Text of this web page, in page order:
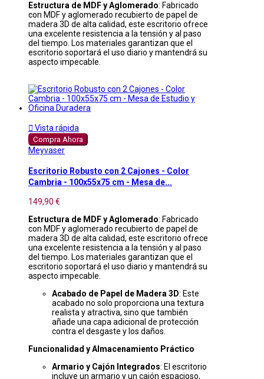
Estructura de MDF y Aglomerado: Fabricado
con MDF y aglomerado recubierto de papel de
madera 3D de alta calidad, este escritorio ofrece
una excelente resistencia a la tensión y al paso
del tiempo. Los materiales garantizan que el
escritorio soportará el uso diario y mantendrá su
aspecto impecable.
 Vista rápida
Compra Ahora
Meyvaser
Escritorio Robusto con 2 Cajones - Color
Cambria - 100x55x75 cm - Mesa de...
149,90 €
Estructura de MDF y Aglomerado: Fabricado
con MDF y aglomerado recubierto de papel de
madera 3D de alta calidad, este escritorio ofrece
una excelente resistencia a la tensión y al paso
del tiempo. Los materiales garantizan que el
escritorio soportará el uso diario y mantendrá su
aspecto impecable.
Acabado de Papel de Madera 3D: Este
acabado no solo proporciona una textura
realista y atractiva, sino que también
añade una capa adicional de protección
contra el desgaste y los daños.
Funcionalidad y Almacenamiento Práctico
Armario y Cajón Integrados: El escritorio
incluye un armario y un cajón espacioso,